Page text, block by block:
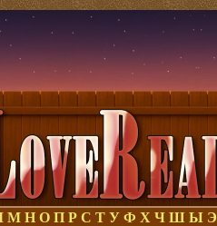
М Н О П Р С Т У Ф Х Ч Ш Ы Э